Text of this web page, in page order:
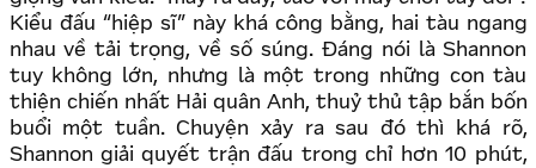
Kiểu đấu “hiệp sĩ” này khá công bằng, hai tàu ngang
nhau về tải trọng, về số súng. Đáng nói là Shannon
tuy không lớn, nhưng là một trong những con tàu
thiện chiến nhất Hải quân Anh, thuỷ thủ tập bắn bốn
buổi một tuần. Chuyện xảy ra sau đó thì khá rõ,
Shannon giải quyết trận đấu trong chỉ hơn 10 phút,